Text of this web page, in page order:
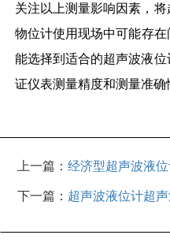
关注以上测量影响因素，将
物位计使用现场中可能存
能选择到适合的超声波液
证仪表测量精度和测量准确
上一篇：经济型超声波液
下一篇： 超声波液位计超